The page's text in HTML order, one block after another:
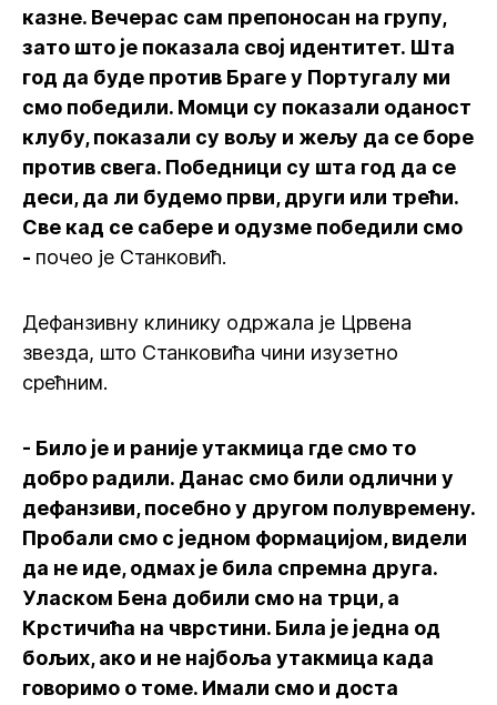
казне. Вечерас сам препоносан на групу,
зато што је показала свој идентитет. Шта
год да буде против Браге у Португалу ми
смо победили. Момци су показали оданост
клубу, показали су вољу и жељу да се боре
против свега. Победници су шта год да се
деси, да ли будемо први, други или трећи.
Све кад се сабере и одузме победили смо
- почео је Станковић.
Дефанзивну клинику одржала је Црвена
звезда, што Станковића чини изузетно
срећним.
- Било је и раније утакмица где смо то
добро радили. Данас смо били одлични у
дефанзиви, посебно у другом полувремену.
Пробали смо с једном формацијом, видели
да не иде, одмах је била спремна друга.
Уласком Бена добили смо на трци, а
Крстичића на чврстини. Била је једна од
бољих, ако и не најбоља утакмица када
говоримо о томе. Имали смо и доста